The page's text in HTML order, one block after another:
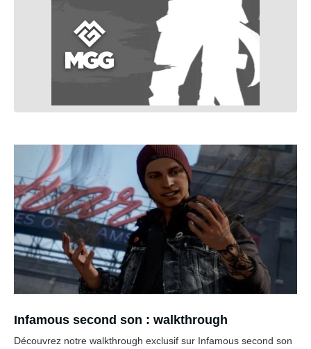
Infamous second son : walkthrough
Découvrez notre walkthrough exclusif sur Infamous second son